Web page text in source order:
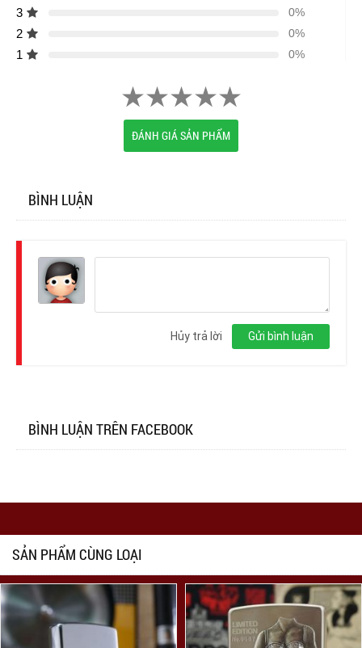
3 0%
2 0%
1 0%
ĐÁNH GIÁ SẢN PHẨM
BÌNH LUẬN
Gửi bình luận
Hủy trả lời
BÌNH LUẬN TRÊN FACEBOOK
SẢN PHẨM CÙNG LOẠI